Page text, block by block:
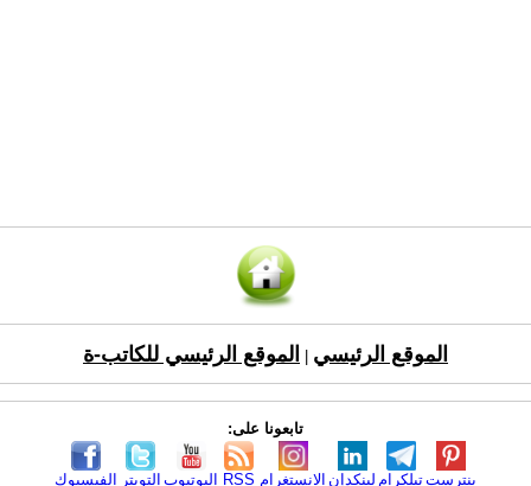
الموقع الرئيسي الموقع الرئيسي للكاتب-ة
تابعونا على:
الفيسبوك التويتر اليوتيوب RSS الانستغرام لينكدإن تيلكرامبنترست